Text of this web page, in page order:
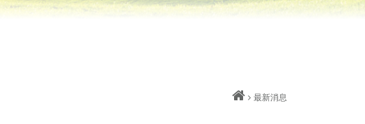
最新消息